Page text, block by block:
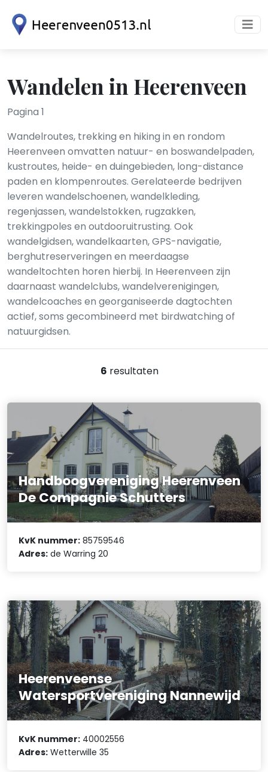
Wandelen in Heerenveen
Pagina 1
Wandelroutes, trekking en hiking in en rondom
Heerenveen omvatten natuur- en boswandelpaden,
kustroutes, heide- en duingebieden, long-distance
paden en klompenroutes. Gerelateerde bedrijven
leveren wandelschoenen, wandelkleding,
regenjassen, wandelstokken, rugzakken,
trekkingpoles en outdooruitrusting. Ook
wandelgidsen, wandelkaarten, GPS-navigatie,
berghutreserveringen en meerdaagse
wandeltochten horen hierbij. In Heerenveen zijn
daarnaast wandelclubs, wandelverenigingen,
wandelcoaches en georganiseerde dagtochten
actief, soms gecombineerd met birdwatching of
natuurgidsen.
6 resultaten
Handboogvereniging Heerenveen
De Compagnie Schutters
KvK nummer: 85759546
Adres: de Warring 20
Heerenveense
Watersportvereniging Nannewijd
KvK nummer: 40002556
Adres: Wetterwille 35